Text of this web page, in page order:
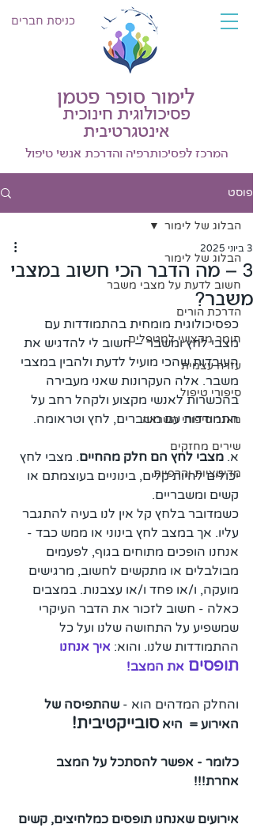
לימור סופר פטמן
פסיכולוגית חינוכית
אינטגרטיבית
המרכז לפסיכותרפיה והדרכת אנשי טיפול
כניסת חברים
פוסט
הבלוג של לימור
חשוב לדעת על מצבי משבר
הדרכת הורים
חומר מקצועי למטפלים
עזרה עצמית
סיפורי טיפול
מאגר סיפורי השראה
שירים מחזקים
מדיטציות והרפיות
הבלוג של לימור
3 – מה הדבר הכי חשוב במצבי
משבר?
3 ביוני 2025
כפסיכולוגית מומחית בהתמודדות עם
מצבי לחץ ומשבר – חשוב לי להדגיש את
העובדות שהכי מועיל לדעת ולהבין במצבי
משבר. אלה העקרונות שאני מעבירה
בהכשרות לאנשי מקצוע ולקהל רחב על
התמודדות עם משברים, לחץ וטראומה.
א. מצבי לחץ הם חלק מהחיים. מצבי לחץ
יכולים להיות קלים, בינוניים בעוצמתם או
קשים ומשבריים.
כשמדובר בלחץ קל אין לנו בעיה להתגבר
עליו. אך במצב לחץ בינוני או ממש כבד -
אנחנו הופכים מתוחים בגוף, לפעמים
מבולבלים או מתקשים לחשוב, מרגישים
מועקה, ו/או פחד ו/או עצבנות. במצבים
כאלה - חשוב לזכור את הדבר העיקרי
שמשפיע על התחושה שלנו ועל כל
ההתמודדות שלנו. והוא: איך אנחנו
תופסים את המצב!
והחלק המדהים הוא - שהתפיסה של
האירוע =  היא סובייקטיבית!
כלומר - אפשר להסתכל על המצב
אחרת!!!
אירועים שאנחנו תופסים כמלחיצים, קשים